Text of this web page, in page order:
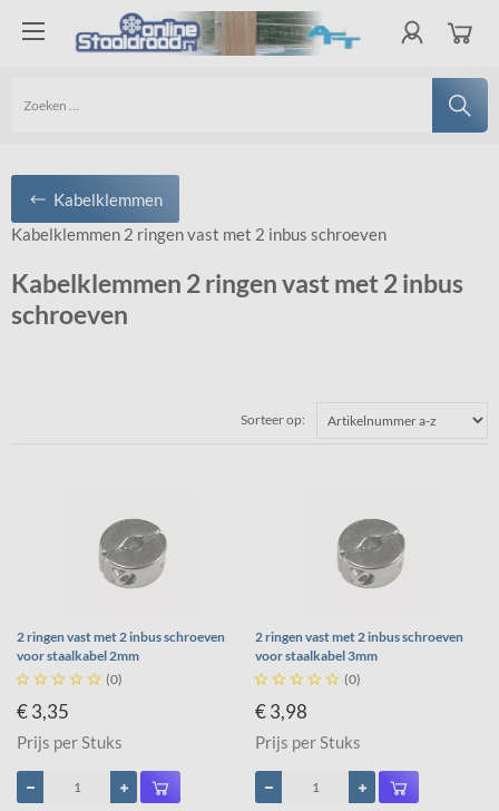
Kabelklemmen
Kabelklemmen 2 ringen vast met 2 inbus schroeven
Kabelklemmen 2 ringen vast met 2 inbus
schroeven
Sorteer op:
2 ringen vast met 2 inbus schroeven
voor staalkabel 2mm
     (0)
€ 3,35
Prijs per Stuks
2 ringen vast met 2 inbus schroeven
voor staalkabel 3mm
     (0)
€ 3,98
Prijs per Stuks